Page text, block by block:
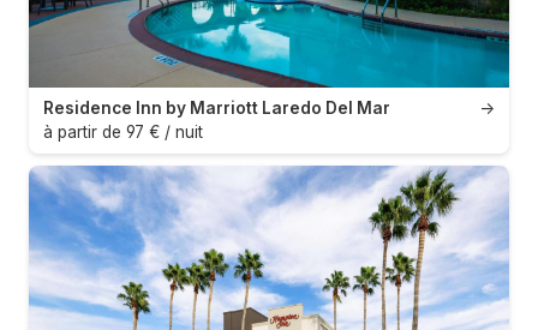
→
Residence Inn by Marriott Laredo Del Mar
à partir de 97 € / nuit